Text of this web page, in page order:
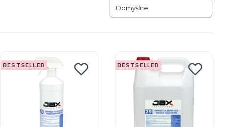
Domyślne
BESTSELLER BESTSELLER